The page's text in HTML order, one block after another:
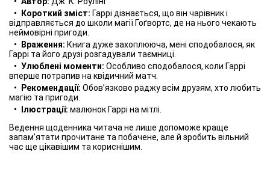
Короткий зміст: Гаррі дізнається, що він чарівник і
відправляється до школи магії Гоґвортс, де на нього чекають
неймовірні пригоди.
Враження: Книга дуже захоплююча, мені сподобалося, як
Гаррі та його друзі розгадували таємниці.
Улюблені моменти: Особливо сподобалося, коли Гаррі
вперше потрапив на квідичний матч.
Рекомендації: Обов’язково раджу всім друзям, хто любить
магію та пригоди.
Ілюстрації: малюнок Гаррі на мітлі.
Ведення щоденника читача не лише допоможе краще
запам’ятати прочитане та побачене, але й зробить вільний
час ще цікавішим та кориснішим.